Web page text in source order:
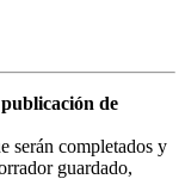
de
serán completados y
guardado,